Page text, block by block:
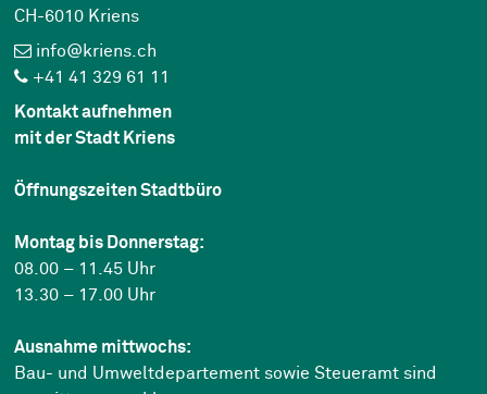
CH-6010 Kriens
info@kriens.ch
+41 41 329 61 11
Kontakt aufnehmen
mit der Stadt Kriens
Öffnungszeiten Stadtbüro
Montag bis Donnerstag:
08.00 – 11.45 Uhr
13.30 – 17.00 Uhr
Ausnahme mittwochs:
Bau- und Umweltdepartement sowie Steueramt sind